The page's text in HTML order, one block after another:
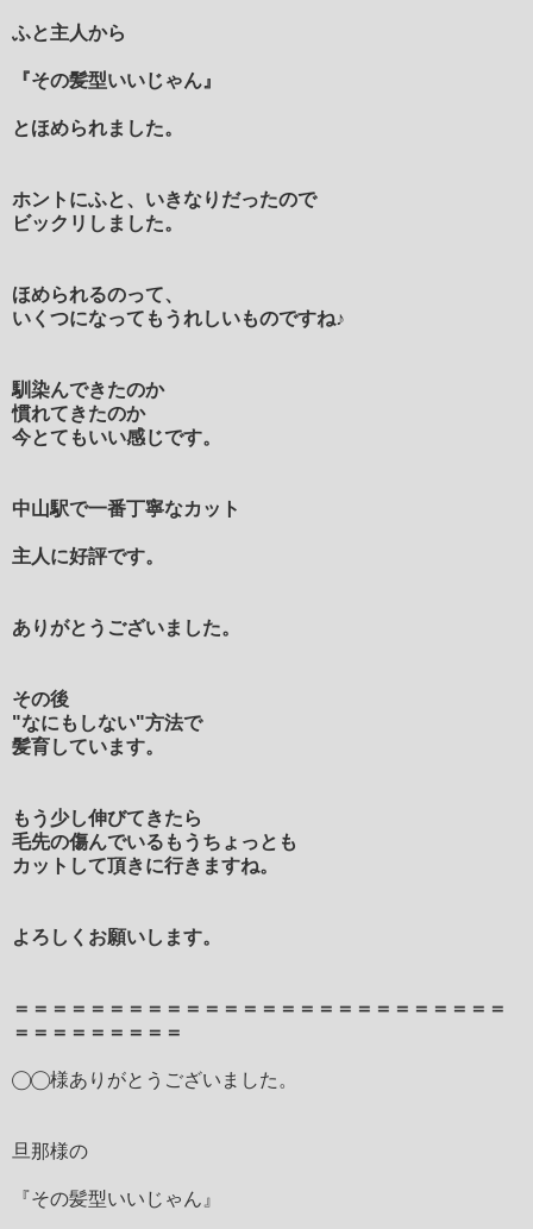
ふと主人から
『その髪型いいじゃん』
とほめられました。
ホントにふと、 いきなりだったので
ビックリしました。
ほめられるのって、
いくつになってもうれしいものですね♪
馴染んできたのか
慣れてきたのか
今とてもいい感じです。
中山駅で一番丁寧なカット
主人に好評です。
ありがとうございました。
その後
"なにもしない"方法で
髪育しています。
もう少し伸びてきたら
毛先の傷んでいるもうちょっとも
カットして頂きに行きますね。
よろしくお願いします。
＝＝＝＝＝＝＝＝＝＝＝＝＝＝＝＝＝＝＝＝＝＝＝＝＝＝
＝＝＝＝＝＝＝＝＝
◯◯様ありがとうございました。
旦那様の
『その髪型いいじゃん』